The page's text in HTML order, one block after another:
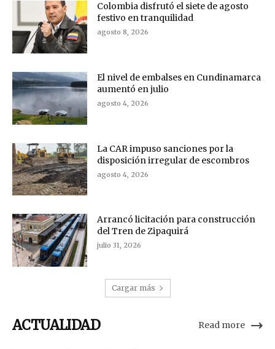
Colombia disfrutó el siete de agosto
festivo en tranquilidad
agosto 8, 2026
El nivel de embalses en Cundinamarca
aumentó en julio
agosto 4, 2026
La CAR impuso sanciones por la
disposición irregular de escombros
agosto 4, 2026
Arrancó licitación para construcción
del Tren de Zipaquirá
julio 31, 2026
Cargar más
ACTUALIDAD Read more